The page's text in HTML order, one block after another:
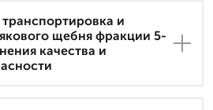
и
щебня фракции 5-
качества и